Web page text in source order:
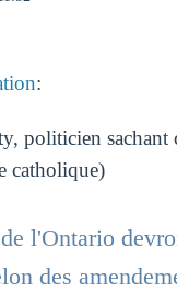
:
politicien sachant
catholique)
l'Ontario
des